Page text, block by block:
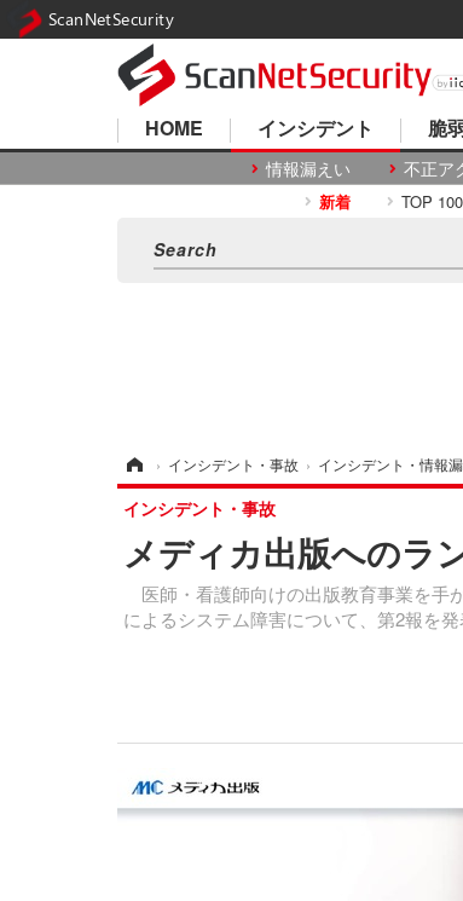
HOME インシデント
情報漏えい 不正ア
脆
新着 TOP 100
› インシデント・事故 › インシデント・情報
メディカ出版へのラ
医師・看護師向けの出版教育事業を手
によるシステム障害について、第2報を発
インシデント・事故
ScanNetSecurity